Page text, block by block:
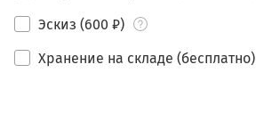
Эскиз (600 ₽)
Хранение на складе (бесплатно)